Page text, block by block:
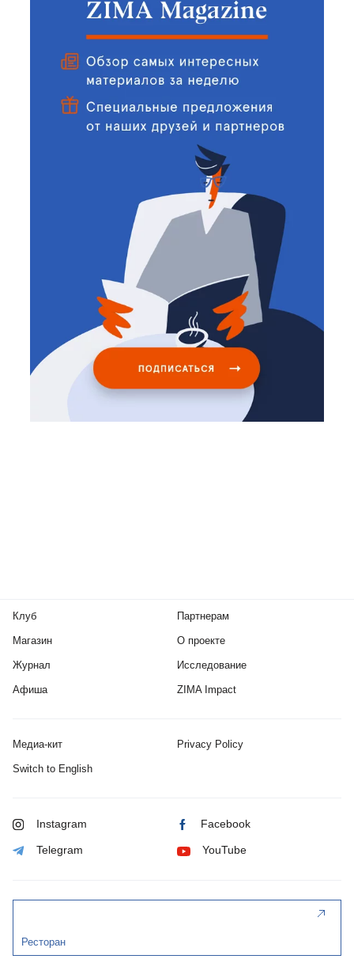
Клуб
Магазин
Журнал
Афиша
Партнерам
О проекте
Исследование
ZIMA Impact
Медиа-кит Privacy Policy
Switch to English
Instagram Facebook
Telegram YouTube
Ресторан